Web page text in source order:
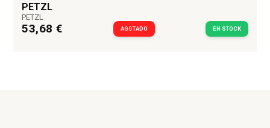
PETZL
PETZL
53,68 € AGOTADO EN STOCK